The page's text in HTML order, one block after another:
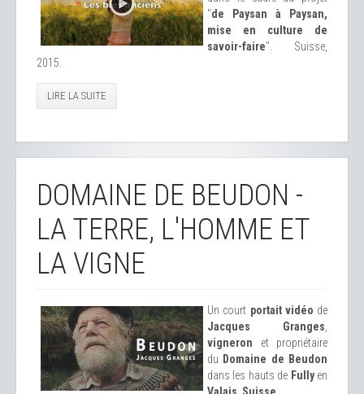
"de Paysan à Paysan,
mise en culture de
savoir-faire". Suisse,
2015.
LIRE LA SUITE
DOMAINE DE BEUDON -
LA TERRE, L'HOMME ET
LA VIGNE
Un court portait vidéo de
Jacques Granges
vigneron et propriétaire
du Domaine de Beudon
dans les hauts de Fullyen